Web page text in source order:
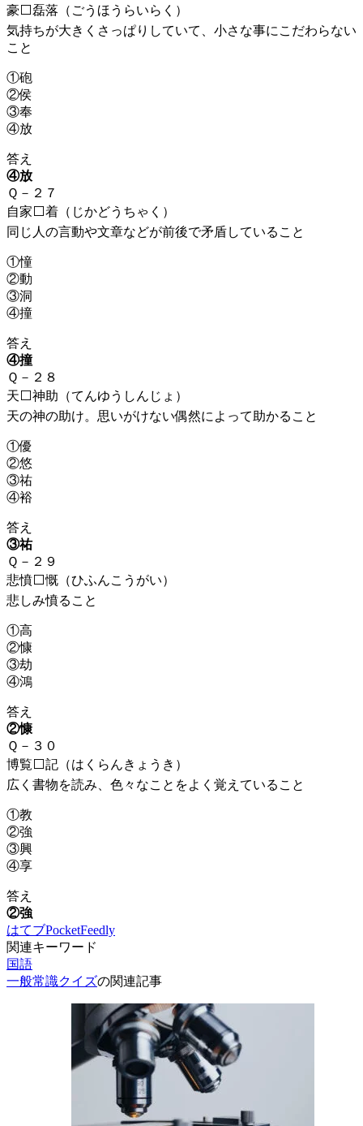
豪⬜磊落（ごうほうらいらく）
気持ちが大きくさっぱりしていて、小さな事にこだわらない
こと
①砲
②侯
③奉
④放
答え
④放
Ｑ－２７
自家⬜着（じかどうちゃく）
同じ人の言動や文章などが前後で矛盾していること
①憧
②動
③洞
④撞
答え
④撞
Ｑ－２８
天⬜神助（てんゆうしんじょ）
天の神の助け。思いがけない偶然によって助かること
①優
②悠
③祐
④裕
答え
③祐
Ｑ－２９
悲憤⬜慨（ひふんこうがい）
悲しみ憤ること
①高
②慷
③劫
④鴻
答え
②慷
Ｑ－３０
博覧⬜記（はくらんきょうき）
広く書物を読み、色々なことをよく覚えていること
①教
②強
③興
④享
答え
②強
はてブPocketFeedly
関連キーワード
国語
一般常識クイズの関連記事